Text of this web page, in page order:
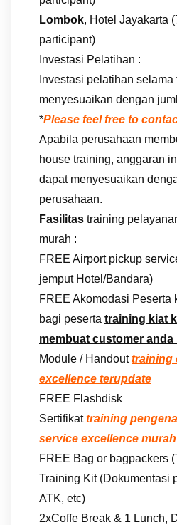
Lombok, Hotel Jayakarta
participant)
Investasi Pelatihan :
Investasi pelatihan
menyesuaikan dengan
*Please feel free to
Apabila perusahaan
house training, anggaran
dapat menyesuaikan
perusahaan.
Fasilitas training
murah :
FREE Airport pickup
jemput Hotel/Bandara)
FREE Akomodasi Peserta
bagi peserta training kiat
membuat customer
Module / Handouttraining
excellence terupdate
FREE Flashdisk
Sertifikattraining
service excellence murah
FREE Bag or bagpackers
Training Kit (Dokumentasi
ATK, etc)
2xCoffe Break & 1 Lunch,